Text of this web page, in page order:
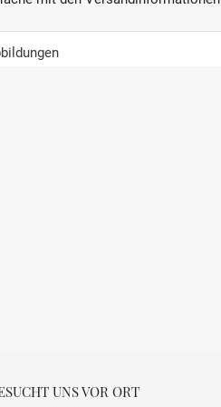
2021
AOP
16 °C - 18 °C
UNS VOR ORT